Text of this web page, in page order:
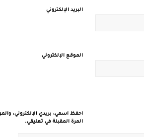
البريد الإلكتروني
الموقع الإلكتروني
احفظ اسمي، بريدي الإلكتروني،
المرة المقبلة في تعليقي.